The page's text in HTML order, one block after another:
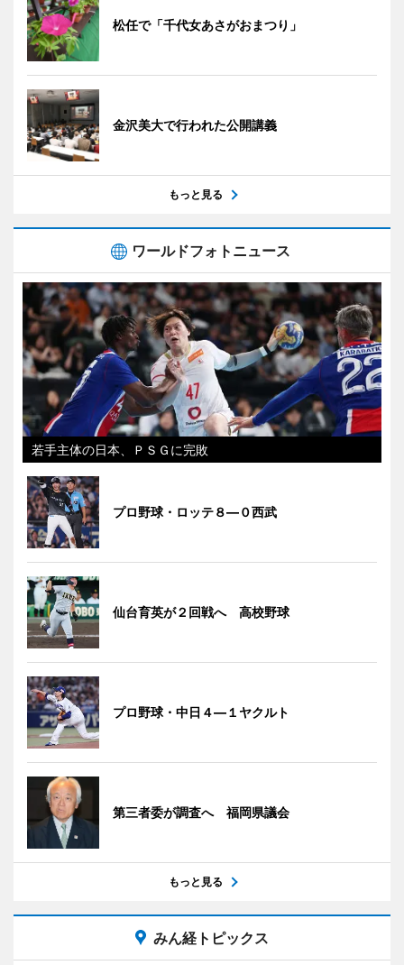
松任で「千代女あさがおまつり」
金沢美大で行われた公開講義
もっと見る
ワールドフォトニュース
若手主体の日本、ＰＳＧに完敗
プロ野球・ロッテ８―０西武
仙台育英が２回戦へ 高校野球
プロ野球・中日４―１ヤクルト
第三者委が調査へ 福岡県議会
もっと見る
みん経トピックス